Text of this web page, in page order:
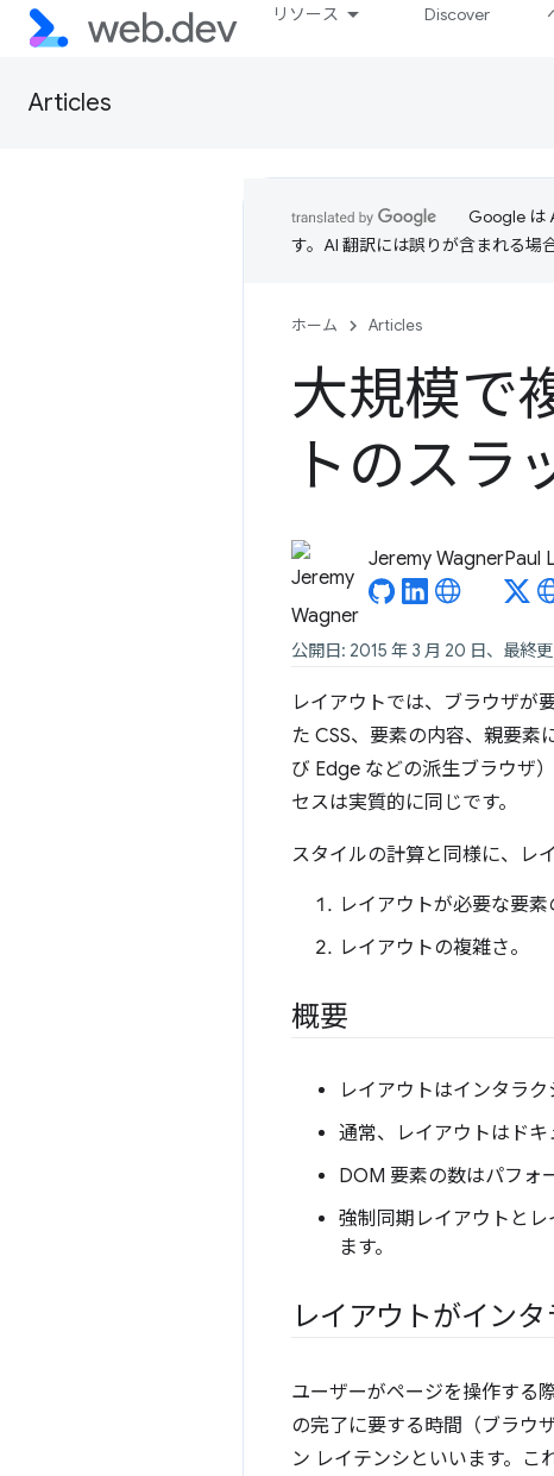
リソース Discover
Articles
Google は
す。AI 翻訳には誤りが含まれる場
ホーム Articles
大規模で
トのスラ
Jeremy WagnerPaul
公開日: 2015 年 3 月 20 日、最終
レイアウトでは、ブラウザが
た CSS、要素の内容、親要
び Edge などの派生ブラウザ
セスは実質的に同じです。
スタイルの計算と同様に、レ
レイアウトが必要な要
レイアウトの複雑さ。
概要
レイアウトはインタラ
通常、レイアウトはドキ
DOM 要素の数はパフォ
強制同期レイアウトと
ます。
レイアウトがイン
ユーザーがページを操作する
の完了に要する時間（ブラウ
ン レイテンシといいます。
こ